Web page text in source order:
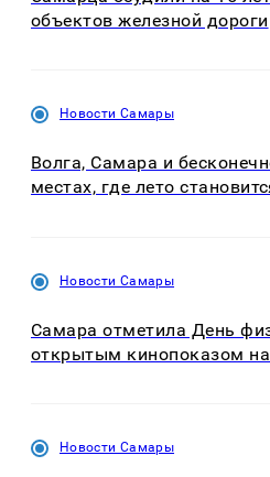
объектов железной дороги
Новости Самары
Волга, Самара и
местах, где лето
Новости Самары
Самара отметила День
открытым кинопоказом
Новости Самары